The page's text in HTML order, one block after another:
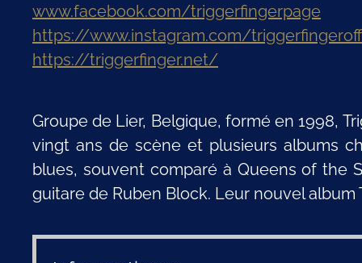
www.facebook.com/triggerfingerpage
https://www.instagram.com/
https://triggerfinger.net/
Groupe de Lier, Belgique, formé en 1998,
vingt ans de scène et plusieurs albums
blues, souvent comparé à Queens of the
guitare de Ruben Block. Leur nouvel